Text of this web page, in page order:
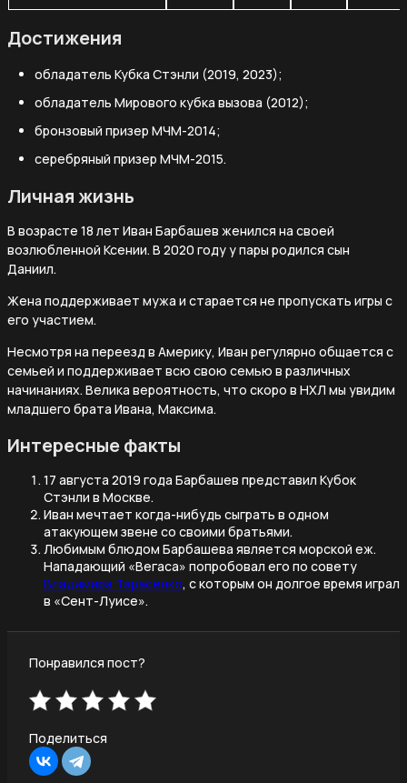
Достижения
обладатель Кубка Стэнли (2019, 2023);
обладатель Мирового кубка вызова (2012);
бронзовый призер МЧМ-2014;
серебряный призер МЧМ-2015.
Личная жизнь
В возрасте 18 лет Иван Барбашев женился на своей
возлюбленной Ксении. В 2020 году у пары родился сын
Даниил.
Жена поддерживает мужа и старается не пропускать игры с
его участием.
Несмотря на переезд в Америку, Иван регулярно общается с
семьей и поддерживает всю свою семью в различных
начинаниях. Велика вероятность, что скоро в НХЛ мы увидим
младшего брата Ивана, Максима.
Интересные факты
17 августа 2019 года Барбашев представил Кубок
Стэнли в Москве.
Иван мечтает когда-нибудь сыграть в одном
атакующем звене со своими братьями.
Любимым блюдом Барбашева является морской еж.
Нападающий «Вегаса» попробовал его по совету
Владимира Тарасенко, с которым он долгое время играл
в «Сент-Луисе».
Понравился пост?
Поделиться